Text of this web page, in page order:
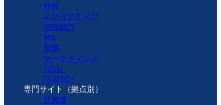
外資
エグゼクティブ
管理部門
MR
営業
マーケティング
SDGs
LGBTQ+
専門サイト（拠点別）
北海道